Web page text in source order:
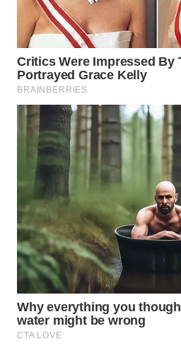
WAHANA
WAHANA
WAHANA
SELEB
WAHANA
PERSONA
WAHANA
OTOMOTIF
WAHANA
HEALTH